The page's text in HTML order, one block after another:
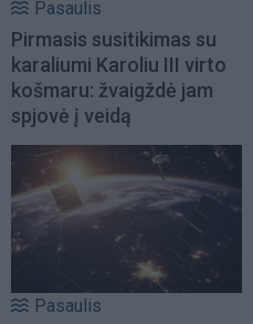
Pasaulis
Pirmasis susitikimas su
karaliumi Karoliu III virto
košmaru: žvaigždė jam
spjovė į veidą
Pasaulis